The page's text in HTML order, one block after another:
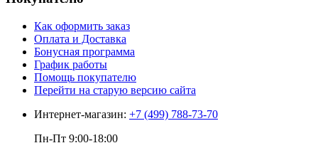
Как оформить заказ
Оплата и Доставка
Бонусная программа
График работы
Помощь покупателю
Перейти на старую версию сайта
Интернет-магазин: +7 (499) 788-73-70
Пн-Пт 9:00-18:00